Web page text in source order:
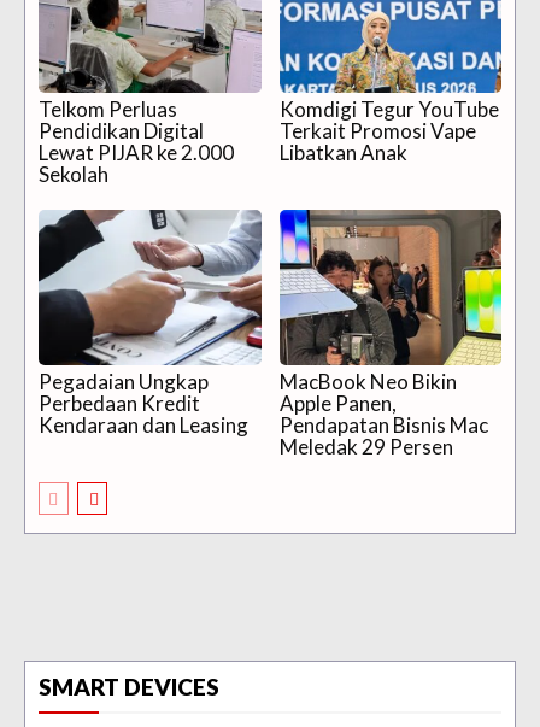
Telkom Perluas
Pendidikan Digital
Lewat PIJAR ke 2.000
Sekolah
Komdigi Tegur YouTube
Terkait Promosi Vape
Libatkan Anak
Pegadaian Ungkap
Perbedaan Kredit
Kendaraan dan Leasing
MacBook Neo Bikin
Apple Panen,
Pendapatan Bisnis Mac
Meledak 29 Persen
SMART DEVICES